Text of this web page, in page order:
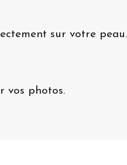
sur votre
vos photos.